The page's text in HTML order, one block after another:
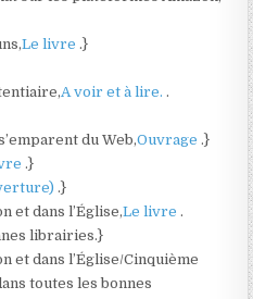
Le livre.}
A voir et à lire..
du Web,Ouvrage.}
.}
.}
et dans l’Église,Le livre.
librairies.}
et dans l’Église/Cinquième
toutes les bonnes